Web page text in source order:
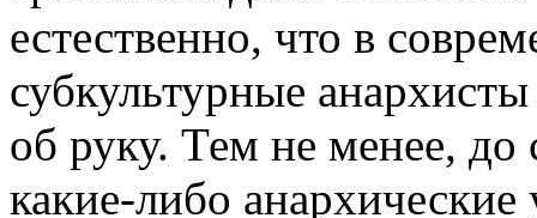
естественно, что в
субкультурные
об руку. Тем не менее, до
какие-либо